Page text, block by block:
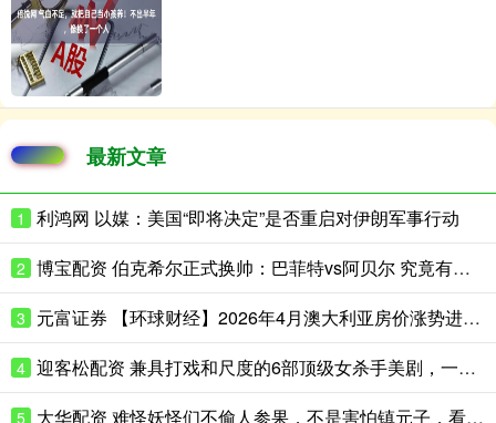
最新文章
1 利鸿网 以媒：美国“即将决定”是否重启对伊朗军事行动
2 博宝配资 伯克希尔正式换帅：巴菲特vs阿贝尔 究竟有何不同？
3 元富证券 【环球财经】2026年4月澳大利亚房价涨势进一步放缓
4 迎客松配资 兼具打戏和尺度的6部顶级女杀手美剧，一口气看完真过瘾
5 大华配资 难怪妖怪们不偷人参果，不是害怕镇元子，看五庄观土地爷怎么说的